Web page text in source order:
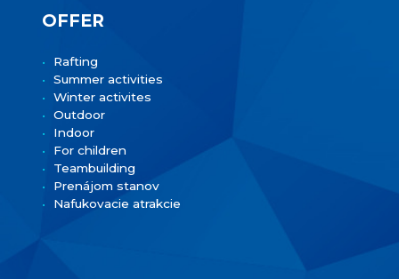
OFFER
Rafting
Summer activities
Winter activites
Outdoor
Indoor
For children
Teambuilding
Prenájom stanov
Nafukovacie atrakcie